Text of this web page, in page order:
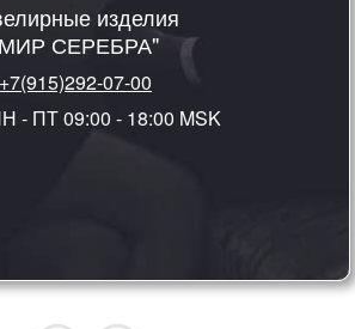
изделия
СЕРЕБРА"
+7(915)292-07-00
- ПТ 09:00 - 18:00 MSK